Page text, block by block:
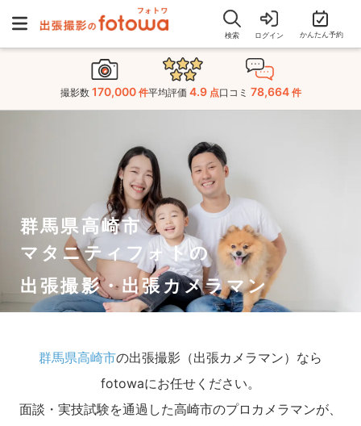
検索 ログイン かんたん予約
撮影数 170,000 件平均評価 4.9 点口コミ 78,664 件
群馬県高崎市
マタニティフォトの
出張撮影・出張カメラマン
群馬県高崎市の出張撮影（出張カメラマン）なら
fotowaにお任せください。
面談・実技試験を通過した高崎市のプロカメラマンが、